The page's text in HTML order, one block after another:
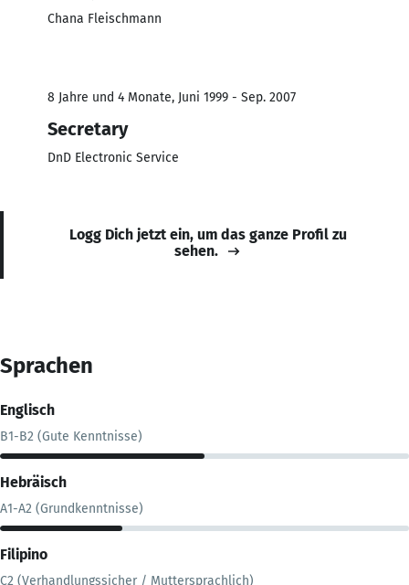
Chana Fleischmann
8 Jahre und 4 Monate, Juni 1999 - Sep. 2007
Secretary
DnD Electronic Service
Logg Dich jetzt ein, um das ganze Profil zu
sehen.
Sprachen
Englisch
B1-B2 (Gute Kenntnisse)
Hebräisch
A1-A2 (Grundkenntnisse)
Filipino
C2 (Verhandlungssicher / Muttersprachlich)